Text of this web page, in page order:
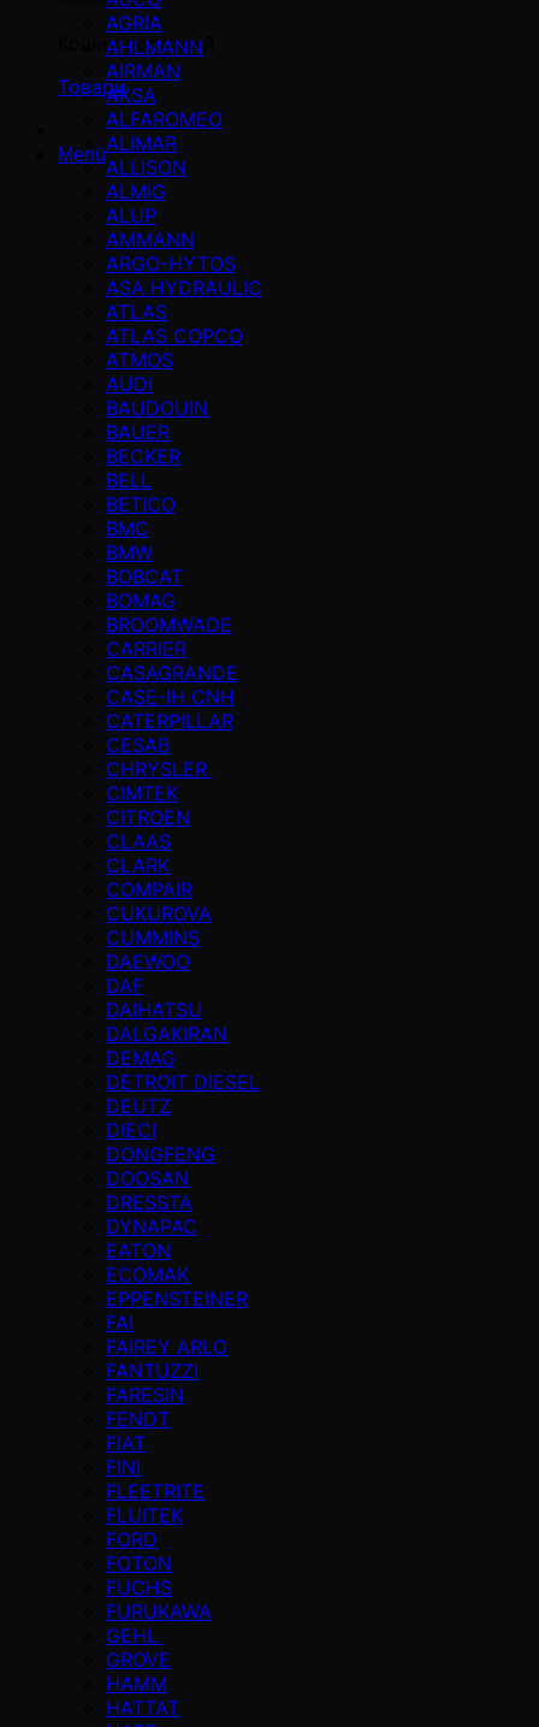
Кошик порожній
Товари
Menü
AGRIA
AHLMANN
AIRMAN
AKSA
ALFAROMEO
ALIMAR
ALLISON
ALMiG
ALUP
AMMANN
ARGO-HYTOS
ASA HYDRAULIC
ATLAS
ATLAS COPCO
ATMOS
AUDI
BAUDOUIN
BAUER
BECKER
BELL
BETICO
BMC
BMW
BOBCAT
BOMAG
BROOMWADE
CARRIER
CASAGRANDE
CASE-IH CNH
CATERPILLAR
CESAB
CHRYSLER
CIMTEK
CITROEN
CLAAS
CLARK
COMPAIR
CUKUROVA
CUMMINS
DAEWOO
DAF
DAIHATSU
DALGAKIRAN
DEMAG
DETROIT DIESEL
DEUTZ
DIECI
DONGFENG
DOOSAN
DRESSTA
DYNAPAC
EATON
ECOMAK
EPPENSTEINER
FAI
FAIREY ARLO
FANTUZZI
FARESIN
FENDT
FIAT
FINI
FLEETRITE
FLUITEK
FORD
FOTON
FUCHS
FURUKAWA
GEHL
GROVE
HAMM
HATTAT